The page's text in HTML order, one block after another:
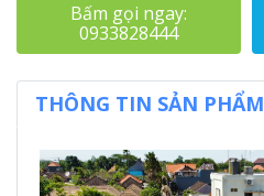
Bấm gọi ngay:
0933828444
THÔNG TIN SẢN PHẨM